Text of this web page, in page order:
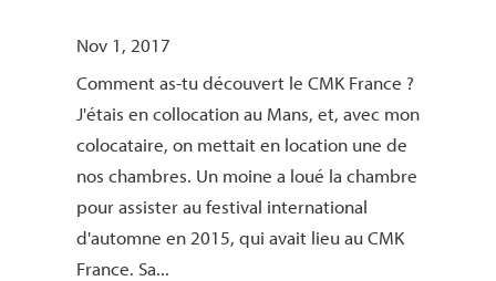
Nov 1, 2017
Comment as-tu découvert le CMK France ?
J'étais en collocation au Mans, et, avec mon
colocataire, on mettait en location une de
nos chambres. Un moine a loué la chambre
pour assister au festival international
d'automne en 2015, qui avait lieu au CMK
France. Sa...